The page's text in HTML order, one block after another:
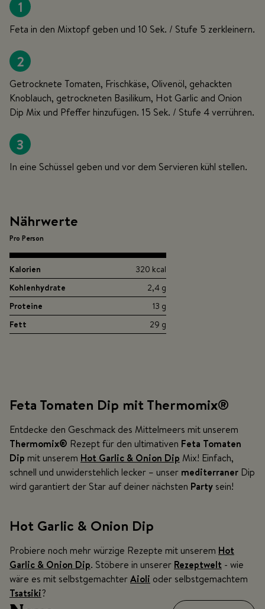
1
Feta in den Mixtopf geben und 10 Sek. / Stufe 5 zerkleinern.
2
Getrocknete Tomaten, Frischkäse, Olivenöl, gehackten
Knoblauch, getrockneten Basilikum, Hot Garlic and Onion
Dip Mix und Pfeffer hinzufügen. 15 Sek. / Stufe 4 verrühren.
3
In eine Schüssel geben und vor dem Servieren kühl stellen.
Nährwerte
Pro Person
Kalorien
320 kcal
Kohlenhydrate
2,4 g
Proteine
13 g
Fett
29 g
Feta Tomaten Dip mit Thermomix®
Entdecke den Geschmack des Mittelmeers mit unserem
Thermomix® Rezept für den ultimativen Feta Tomaten
Dip mit unserem Hot Garlic & Onion Dip Mix! Einfach,
schnell und unwiderstehlich lecker – unser mediterraner Dip
wird garantiert der Star auf deiner nächsten Party sein!
Hot Garlic & Onion Dip
Probiere noch mehr würzige Rezepte mit unserem Hot
Garlic & Onion Dip. Stöbere in unserer Rezeptwelt - wie
wäre es mit selbstgemachterAioli oder selbstgemachtem
Tsatsiki?